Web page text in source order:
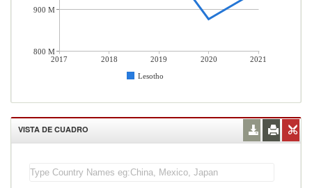
2017 2018 2019 2020
2021
Lesotho
900 M
800 M
VISTA DE CUADRO